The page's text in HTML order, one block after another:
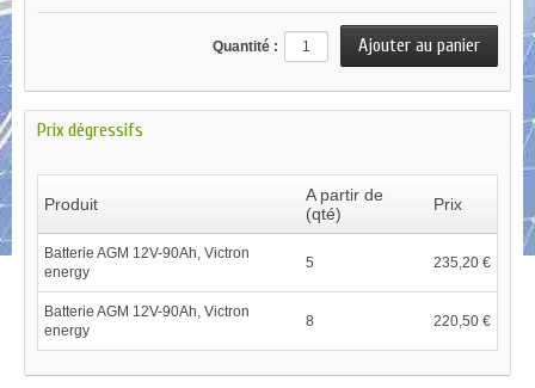
Quantité :
Prix dégressifs
Produit
A partir de
(qté)
Prix
Batterie AGM 12V-90Ah, Victron
energy
5 235,20 €
Batterie AGM 12V-90Ah, Victron
energy
8 220,50 €